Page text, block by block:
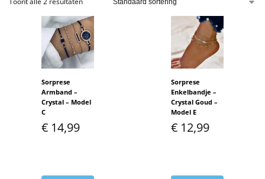
Sorprese
Armband –
Crystal – Model
C
€ 14,99
Sorprese
Enkelbandje –
Crystal Goud –
Model E
€ 12,99